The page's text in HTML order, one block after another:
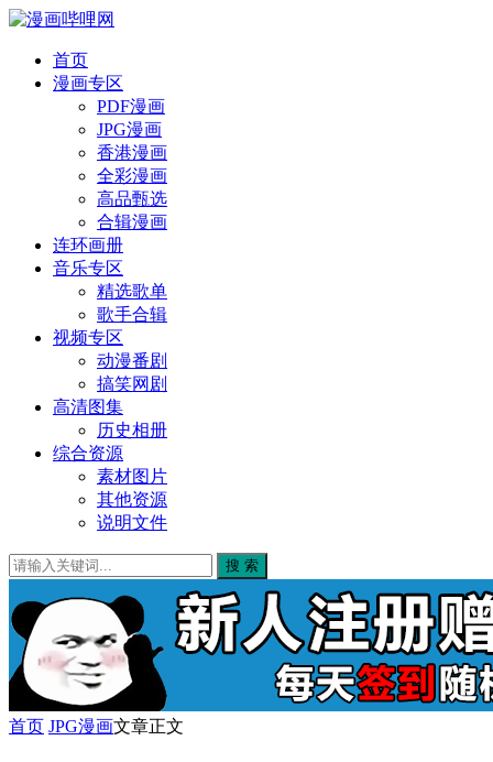
首页
漫画专区
PDF漫画
JPG漫画
香港漫画
全彩漫画
高品甄选
合辑漫画
连环画册
音乐专区
精选歌单
歌手合辑
视频专区
动漫番剧
搞笑网剧
高清图集
历史相册
综合资源
素材图片
其他资源
说明文件
搜 索
首页 JPG漫画文章正文